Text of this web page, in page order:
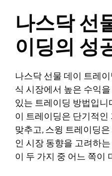
나스닥 선
이딩의 성
나스닥 선물 데이 트레
식 시장에서 높은 수익
있는 트레이딩 방법입
이 트레이딩은 단기적
맞추고, 스윙 트레이딩
인 시장 동향을 고려하
이 두 가지 중 어느 쪽이